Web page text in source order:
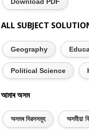
ALL SUBJECT
Geography
Political Science
আমাৰ অসম
অসমৰ দিৱসসমূহ অসমীয়া